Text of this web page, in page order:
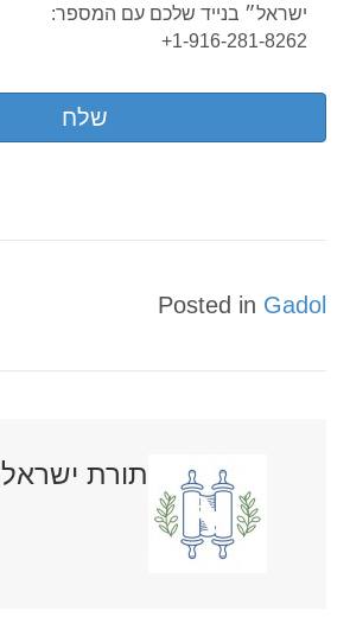
ישראל״ בנייד שלכם עם המספר:
1-916-281-8262+
Posted in Gadol
תורת ישראל